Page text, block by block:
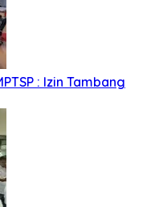
: Izin Tambang